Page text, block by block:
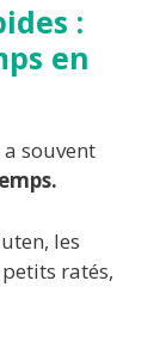
:
en
souvent
les
ratés,